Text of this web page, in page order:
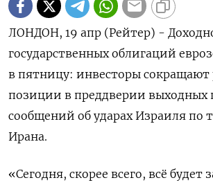
ЛОНДОН, 19 апр (Рейтер) -
государственных облигаций
в пятницу: инвесторы сокращают
позиции в преддверии выходных
сообщений об ударах Израиля по
Ирана.
«Сегодня, скорее всего, всё будет